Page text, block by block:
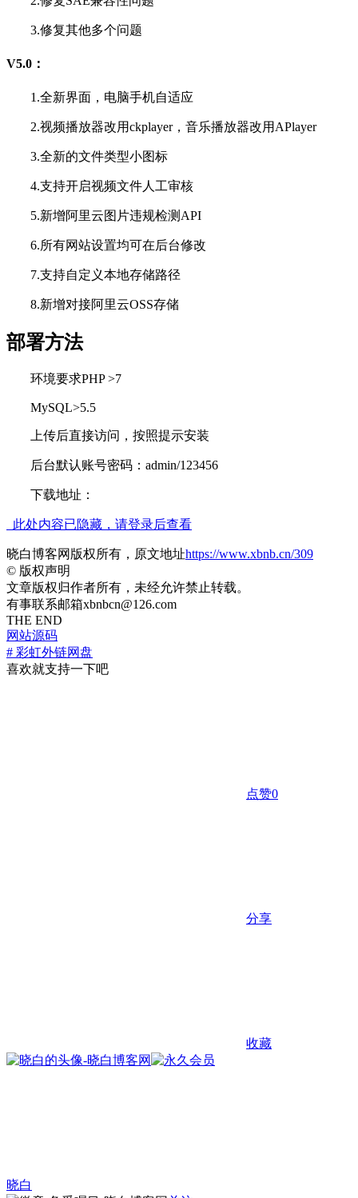
3.修复其他多个问题
V5.0：
1.全新界面，电脑手机自适应
2.视频播放器改用ckplayer，音乐播放器改用APlayer
3.全新的文件类型小图标
4.支持开启视频文件人工审核
5.新增阿里云图片违规检测API
6.所有网站设置均可在后台修改
7.支持自定义本地存储路径
8.新增对接阿里云OSS存储
部署方法
环境要求PHP >7
MySQL>5.5
上传后直接访问，按照提示安装
后台默认账号密码：admin/123456
下载地址：
此处内容已隐藏，请登录后查看
晓白博客网版权所有，原文地址https://www.xbnb.cn/309
© 版权声明
文章版权归作者所有，未经允许禁止转载。
有事联系邮箱xbnbcn@126.com
THE END
网站源码
# 彩虹外链网盘
喜欢就支持一下吧
点赞0
分享
收藏
晓白